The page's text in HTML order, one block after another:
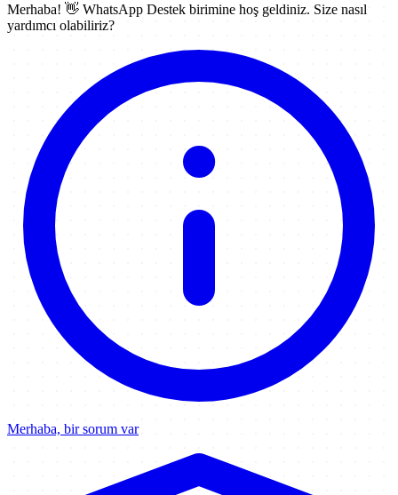
Merhaba! 👋 WhatsApp Destek birimine hoş geldiniz. Size nasıl
yardımcı olabiliriz?
Merhaba, bir sorum var